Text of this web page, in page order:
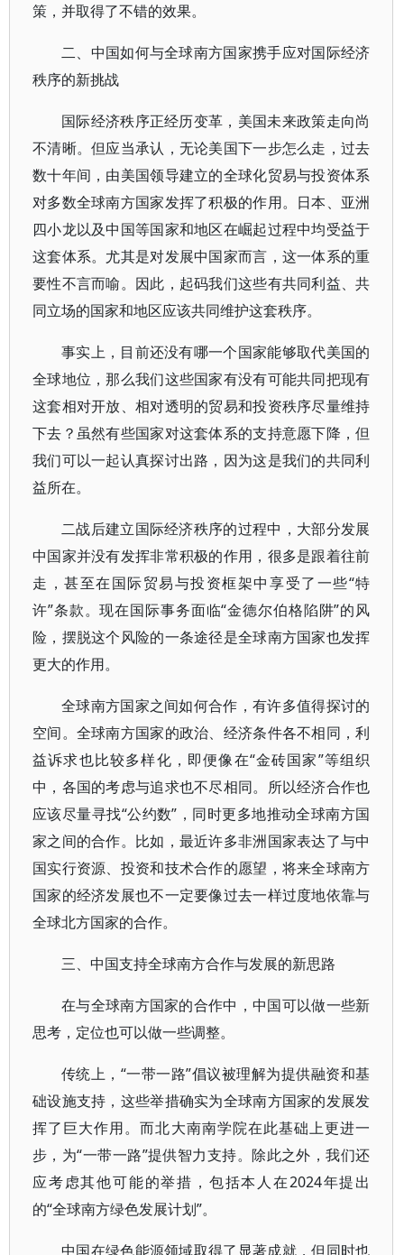
策，并取得了不错的效果。
二、中国如何与全球南方国家携手应对国际经济
秩序的新挑战
国际经济秩序正经历变革，美国未来政策走向尚
不清晰。但应当承认，无论美国下一步怎么走，过去
数十年间，由美国领导建立的全球化贸易与投资体系
对多数全球南方国家发挥了积极的作用。日本、亚洲
四小龙以及中国等国家和地区在崛起过程中均受益于
这套体系。尤其是对发展中国家而言，这一体系的重
要性不言而喻。因此，起码我们这些有共同利益、共
同立场的国家和地区应该共同维护这套秩序。
事实上，目前还没有哪一个国家能够取代美国的
全球地位，那么我们这些国家有没有可能共同把现有
这套相对开放、相对透明的贸易和投资秩序尽量维持
下去？虽然有些国家对这套体系的支持意愿下降，但
我们可以一起认真探讨出路，因为这是我们的共同利
益所在。
二战后建立国际经济秩序的过程中，大部分发展
中国家并没有发挥非常积极的作用，很多是跟着往前
走，甚至在国际贸易与投资框架中享受了一些“特
许”条款。现在国际事务面临“金德尔伯格陷阱”的风
险，摆脱这个风险的一条途径是全球南方国家也发挥
更大的作用。
全球南方国家之间如何合作，有许多值得探讨的
空间。全球南方国家的政治、经济条件各不相同，利
益诉求也比较多样化，即便像在“金砖国家”等组织
中，各国的考虑与追求也不尽相同。所以经济合作也
应该尽量寻找“公约数”，同时更多地推动全球南方国
家之间的合作。比如，最近许多非洲国家表达了与中
国实行资源、投资和技术合作的愿望，将来全球南方
国家的经济发展也不一定要像过去一样过度地依靠与
全球北方国家的合作。
三、中国支持全球南方合作与发展的新思路
在与全球南方国家的合作中，中国可以做一些新
思考，定位也可以做一些调整。
传统上，“一带一路”倡议被理解为提供融资和基
础设施支持，这些举措确实为全球南方国家的发展发
挥了巨大作用。而北大南南学院在此基础上更进一
步，为“一带一路”提供智力支持。除此之外，我们还
应考虑其他可能的举措，包括本人在2024年提出
的“全球南方绿色发展计划”。
中国在绿色能源领域取得了显著成就，但同时也